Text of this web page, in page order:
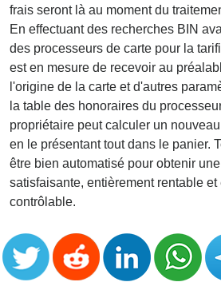
frais seront là au moment du
En effectuant des recherches BIN
des processeurs de carte pour la
est en mesure de recevoir au
l'origine de la carte et d'autres
la table des honoraires du
propriétaire peut calculer un
en le présentant tout dans le panier.
être bien automatisé pour obtenir
satisfaisante, entièrement rentable et
contrôlable.